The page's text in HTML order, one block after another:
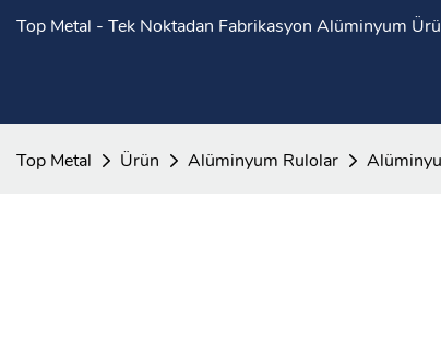
Top Metal - Tek Noktadan Fabrikasyon Alüminyum
Top Metal Ürün Alüminyum Rulolar